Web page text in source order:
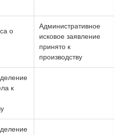
о
Административное
исковое заявление
принято к
производству
к